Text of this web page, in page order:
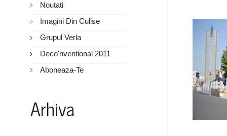
Noutati
Imagini Din Culise
Grupul Verla
Deco'nventional 2011
Aboneaza-Te
Arhiva